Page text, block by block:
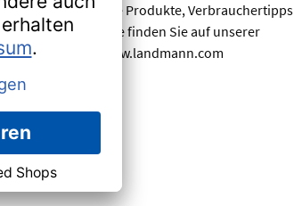
über unsere Produkte, Verbrauchertipps
und Rezepte finden Sie auf unserer
Website www.landmann.com